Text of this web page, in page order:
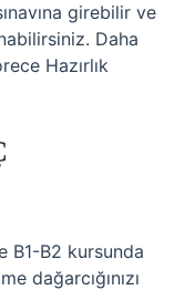
girebilir ve
Daha
Hazırlık
B1-B2 kursunda
dağarcığınızı